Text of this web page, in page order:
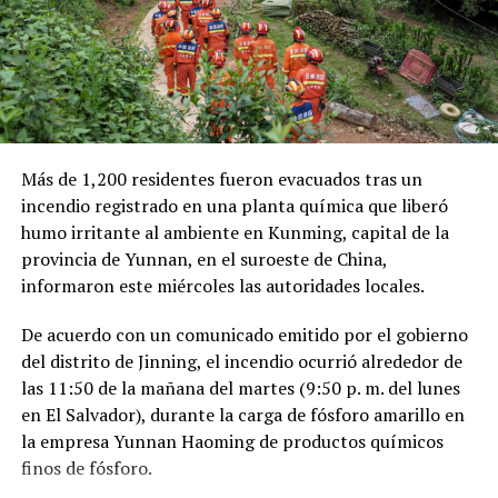
Como antecedente, recordaron que una toma
clandestina en un ducto de Pemex provocó una
explosión en 2019, en el estado de Hidalgo, dejando un
saldo de 137 personas fallecidas.
Comparte esto:
Facebook X
Más de 1,200 residentes fueron evacuados tras un
incendio registrado en una planta química que liberó
humo irritante al ambiente en Kunming, capital de la
provincia de Yunnan, en el suroeste de China,
informaron este miércoles las autoridades locales.
De acuerdo con un comunicado emitido por el gobierno
del distrito de Jinning, el incendio ocurrió alrededor de
las 11:50 de la mañana del martes (9:50 p. m. del lunes
en El Salvador), durante la carga de fósforo amarillo en
la empresa Yunnan Haoming de productos químicos
finos de fósforo.